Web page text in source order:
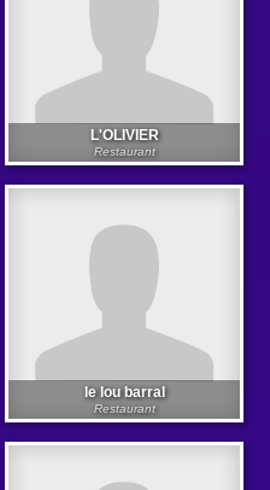
L'OLIVIER
Restaurant
le lou barral
Restaurant